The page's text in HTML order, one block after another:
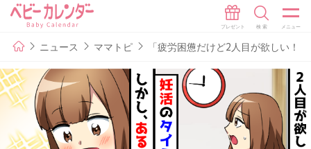
ニュース ママトピ 「疲労困憊だけど2人目が欲しい！